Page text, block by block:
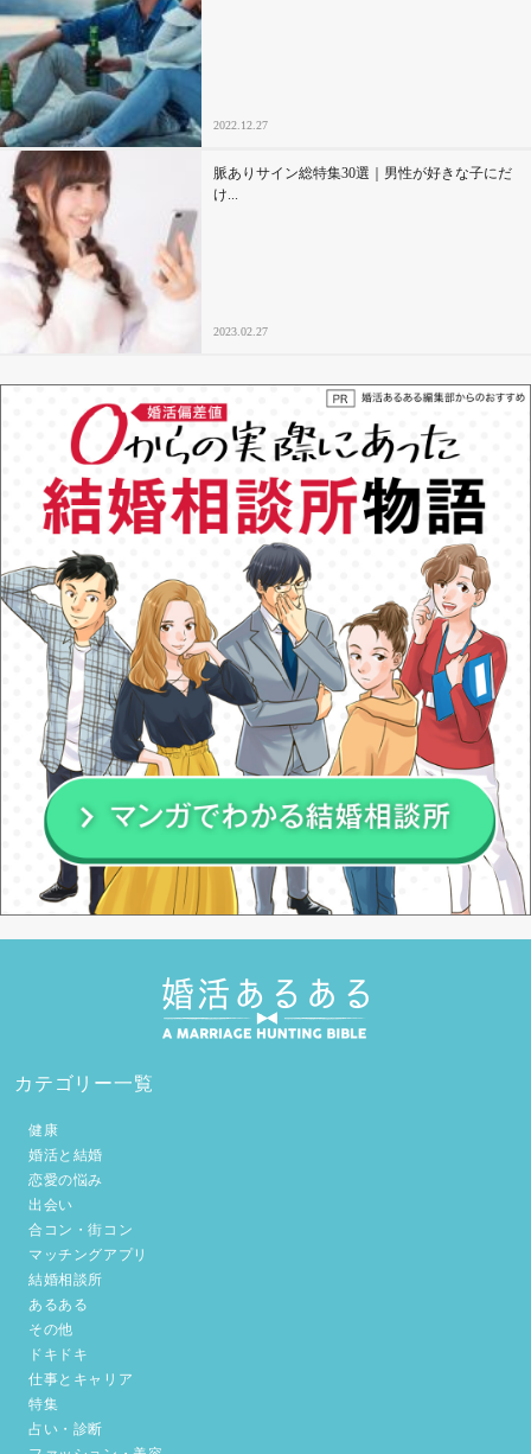
2022.12.27
脈ありサイン総特集30選｜男性が好きな子にだ
け...
2023.02.27
カテゴリー一覧
健康
婚活と結婚
恋愛の悩み
出会い
合コン・街コン
マッチングアプリ
結婚相談所
あるある
その他
ドキドキ
仕事とキャリア
特集
占い・診断